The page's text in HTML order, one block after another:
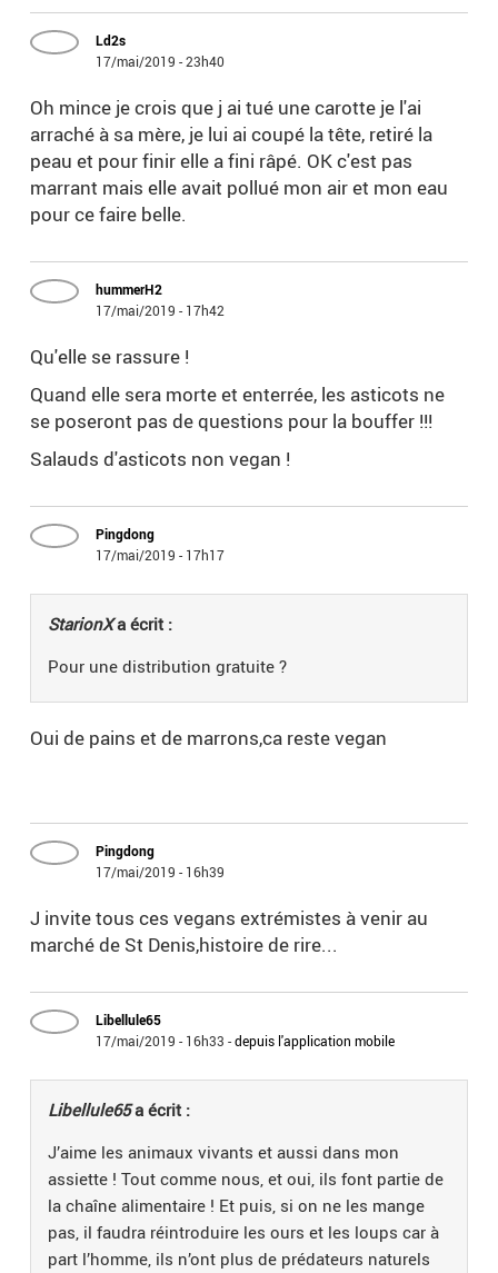
Ld2s
17/mai/2019 - 23h40
Oh mince je crois que j ai tué une carotte je l'ai
arraché à sa mère, je lui ai coupé la tête, retiré la
peau et pour finir elle a fini râpé. OK c'est pas
marrant mais elle avait pollué mon air et mon eau
pour ce faire belle.
hummerH2
17/mai/2019 - 17h42
Qu'elle se rassure !
Quand elle sera morte et enterrée, les asticots ne
se poseront pas de questions pour la bouffer !!!
Salauds d'asticots non vegan !
Pingdong
17/mai/2019 - 17h17
StarionXa écrit :
Pour une distribution gratuite ?
Oui de pains et de marrons,ca reste vegan
Pingdong
17/mai/2019 - 16h39
J invite tous ces vegans extrémistes à venir au
marché de St Denis,histoire de rire...
Libellule65
17/mai/2019 - 16h33 -depuis l'application mobile
Libellule65a écrit :
J’aime les animaux vivants et aussi dans mon
assiette ! Tout comme nous, et oui, ils font partie de
la chaîne alimentaire ! Et puis, si on ne les mange
pas, il faudra réintroduire les ours et les loups car à
part l’homme, ils n’ont plus de prédateurs naturels